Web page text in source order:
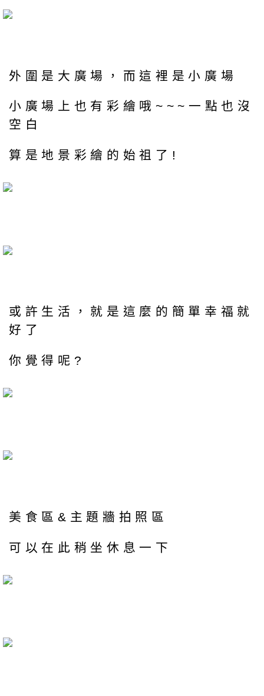
外圍是大廣場，而這裡是小廣場
小廣場上也有彩繪哦~~~一點也沒
空白
算是地景彩繪的始祖了!
或許生活，就是這麼的簡單幸福就
好了
你覺得呢?
美食區&主題牆拍照區
可以在此稍坐休息一下